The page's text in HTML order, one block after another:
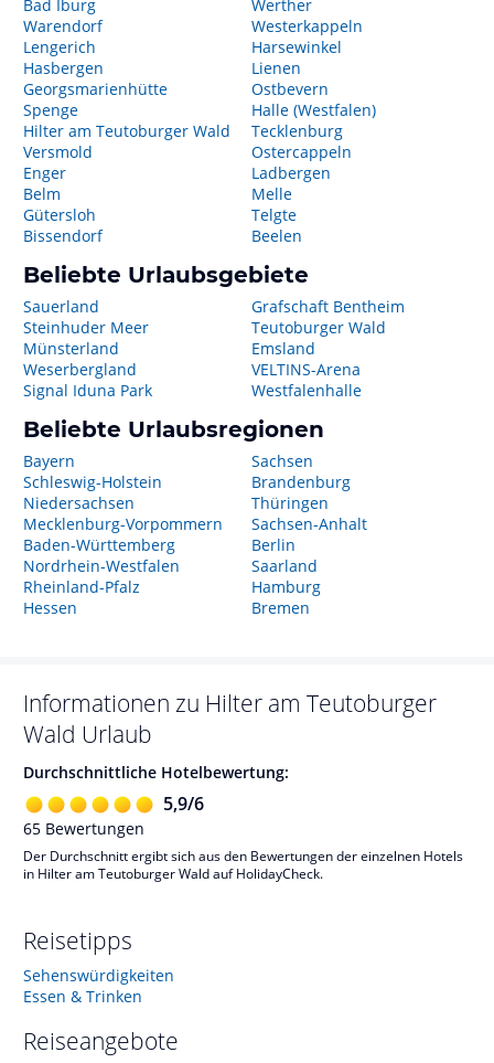
Bad Iburg
Warendorf
Lengerich
Hasbergen
Georgsmarienhütte
Spenge
Hilter am Teutoburger Wald
Versmold
Enger
Belm
Gütersloh
Bissendorf
Werther
Westerkappeln
Harsewinkel
Lienen
Ostbevern
Halle (Westfalen)
Tecklenburg
Ostercappeln
Ladbergen
Melle
Telgte
Beelen
Beliebte Urlaubsgebiete
Sauerland
Steinhuder Meer
Münsterland
Weserbergland
Signal Iduna Park
Grafschaft Bentheim
Teutoburger Wald
Emsland
VELTINS-Arena
Westfalenhalle
Beliebte Urlaubsregionen
Bayern
Schleswig-Holstein
Niedersachsen
Mecklenburg-Vorpommern
Baden-Württemberg
Nordrhein-Westfalen
Rheinland-Pfalz
Hessen
Sachsen
Brandenburg
Thüringen
Sachsen-Anhalt
Berlin
Saarland
Hamburg
Bremen
Informationen zu Hilter am Teutoburger
Wald Urlaub
Durchschnittliche Hotelbewertung:
5,9/6
65 Bewertungen
Der Durchschnitt ergibt sich aus den Bewertungen der einzelnen Hotels
in Hilter am Teutoburger Wald auf HolidayCheck.
Reisetipps
Sehenswürdigkeiten
Essen & Trinken
Reiseangebote